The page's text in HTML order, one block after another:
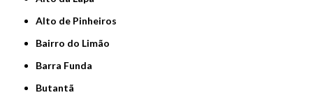
Alto de Pinheiros
Bairro do Limão
Barra Funda
Butantã